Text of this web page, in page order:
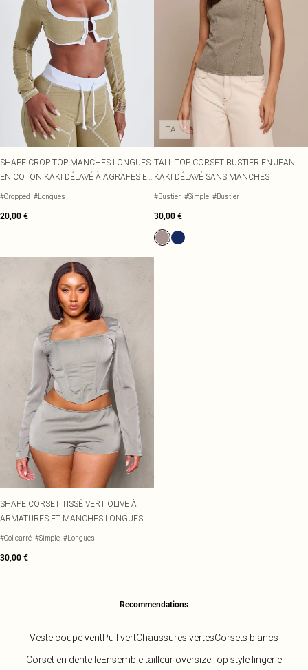
SHAPE CROP TOP MANCHES LONGUES
EN COTON KAKI DÉLAVÉ À AGRAFES ET
OEILLETS
#Cropped #Longues
20,00 €
TALL
TALL TOP CORSET BUSTIER EN JEAN
KAKI DÉLAVÉ SANS MANCHES
#Bustier #Simple #Bustier
30,00 €
SHAPE CORSET TISSÉ VERT OLIVE À
ARMATURES ET MANCHES LONGUES
#Col carré #Simple #Longues
30,00 €
Recommendations
Veste coupe ventPull vertChaussures vertesCorsets blancs
Corset en dentelleEnsemble tailleur oversizeTop style lingerie